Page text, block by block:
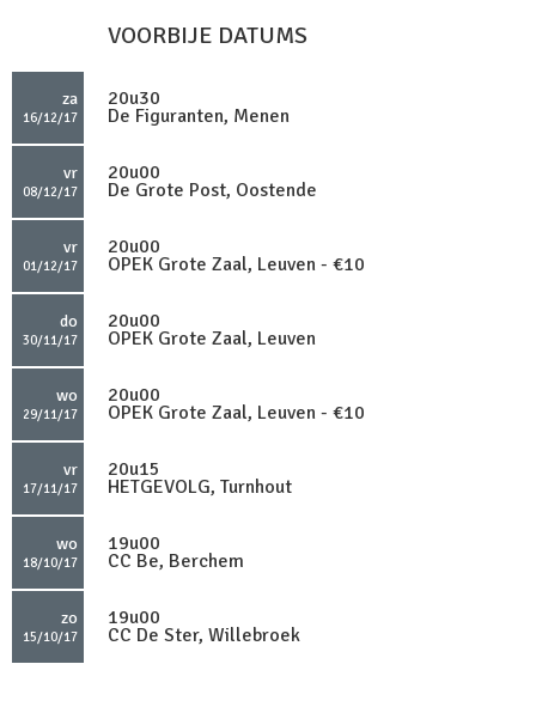
VOORBIJE DATUMS
za
16/12/17
20u30
De Figuranten, Menen
vr
08/12/17
20u00
De Grote Post, Oostende
vr
01/12/17
20u00
OPEK Grote Zaal, Leuven - €10
do
30/11/17
20u00
OPEK Grote Zaal, Leuven
wo
29/11/17
20u00
OPEK Grote Zaal, Leuven - €10
vr
17/11/17
20u15
HETGEVOLG, Turnhout
wo
18/10/17
19u00
CC Be, Berchem
zo
15/10/17
19u00
CC De Ster, Willebroek